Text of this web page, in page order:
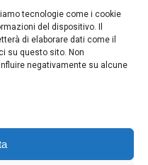
tecnologie come i cookie
del dispositivo. Il
di elaborare dati come il
su questo sito. Non
negativamente su alcune
figura specializzata che vigila sulle modalità adottate dalla
dati personali.